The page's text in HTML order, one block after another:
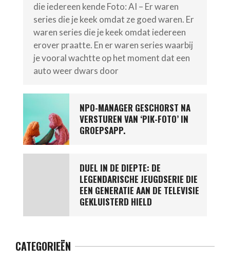
die iedereen kende Foto: AI – Er waren
series die je keek omdat ze goed waren. Er
waren series die je keek omdat iedereen
erover praatte. En er waren series waarbij
je vooral wachtte op het moment dat een
auto weer dwars door
NPO-MANAGER GESCHORST NA
VERSTUREN VAN ‘PIK-FOTO’ IN
GROEPSAPP.
DUEL IN DE DIEPTE: DE
LEGENDARISCHE JEUGDSERIE DIE
EEN GENERATIE AAN DE TELEVISIE
GEKLUISTERD HIELD
CATEGORIEËN